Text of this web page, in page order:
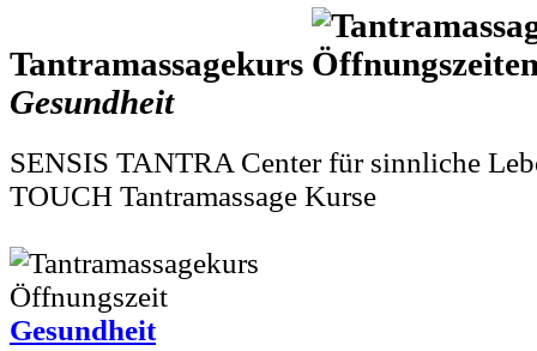
Tantramassagekurs
Gesundheit
SENSIS TANTRA Center für sinnliche
TOUCH Tantramassage Kurse
Gesundheit